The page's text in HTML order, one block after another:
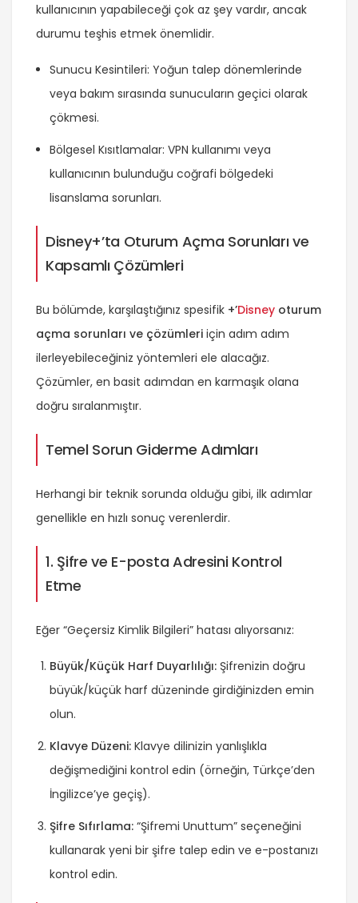
kullanıcının yapabileceği çok az şey vardır, ancak
durumu teşhis etmek önemlidir.
Sunucu Kesintileri: Yoğun talep dönemlerinde
veya bakım sırasında sunucuların geçici olarak
çökmesi.
Bölgesel Kısıtlamalar: VPN kullanımı veya
kullanıcının bulunduğu coğrafi bölgedeki
lisanslama sorunları.
Disney+’ta Oturum Açma Sorunları ve
Kapsamlı Çözümleri
Bu bölümde, karşılaştığınız spesifik +’Disney oturum
açma sorunları ve çözümleri için adım adım
ilerleyebileceğiniz yöntemleri ele alacağız.
Çözümler, en basit adımdan en karmaşık olana
doğru sıralanmıştır.
Temel Sorun Giderme Adımları
Herhangi bir teknik sorunda olduğu gibi, ilk adımlar
genellikle en hızlı sonuç verenlerdir.
1. Şifre ve E-posta Adresini Kontrol
Etme
Eğer “Geçersiz Kimlik Bilgileri” hatası alıyorsanız:
Büyük/Küçük Harf Duyarlılığı: Şifrenizin doğru
büyük/küçük harf düzeninde girdiğinizden emin
olun.
Klavye Düzeni: Klavye dilinizin yanlışlıkla
değişmediğini kontrol edin (örneğin, Türkçe’den
İngilizce’ye geçiş).
Şifre Sıfırlama: “Şifremi Unuttum” seçeneğini
kullanarak yeni bir şifre talep edin ve e-postanızı
kontrol edin.